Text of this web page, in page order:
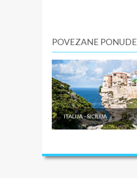
POVEZANE PONUDE
ITALIJA - SICILIJA